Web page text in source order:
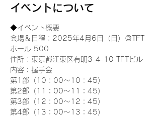
イベントについて
◆イベント概要
会場＆日程：2025年4月6日（日）＠TFT
ホール 500
住所：東京都江東区有明3-4-10 TFTビル
内容：握手会
第1部（10：00～10：45）
第2部（11：00～11：45）
第3部（12：00～12：45）
第4部（13：00～13：45）